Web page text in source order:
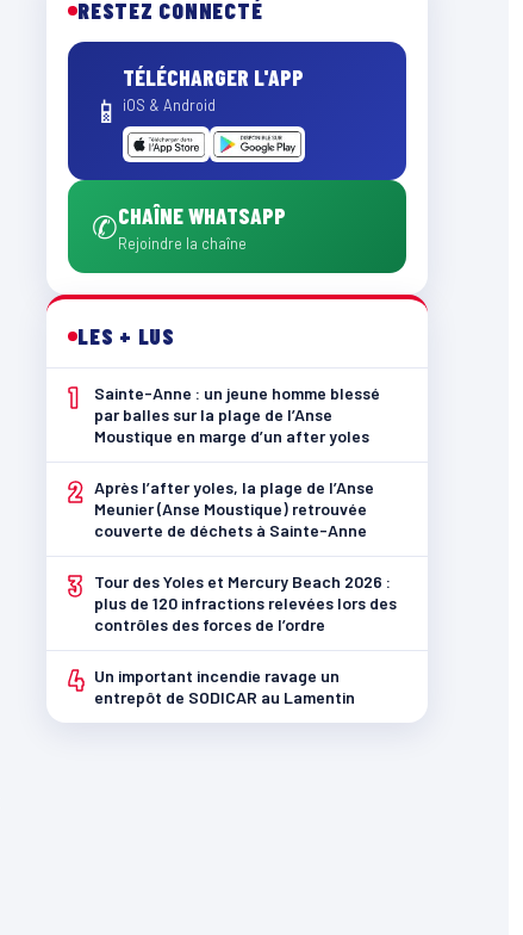
RESTEZ CONNECTÉ
📱
TÉLÉCHARGER L'APP
iOS & Android
✆CHAÎNE WHATSAPP
Rejoindre la chaîne
LES + LUS
1
Sainte-Anne : un jeune homme blessé
par balles sur la plage de l’Anse
Moustique en marge d’un after yoles
2 Après l’after yoles, la plage de l’Anse
Meunier (Anse Moustique) retrouvée
couverte de déchets à Sainte-Anne
3
Tour des Yoles et Mercury Beach 2026 :
plus de 120 infractions relevées lors des
contrôles des forces de l’ordre
4 Un important incendie ravage un
entrepôt de SODICAR au Lamentin